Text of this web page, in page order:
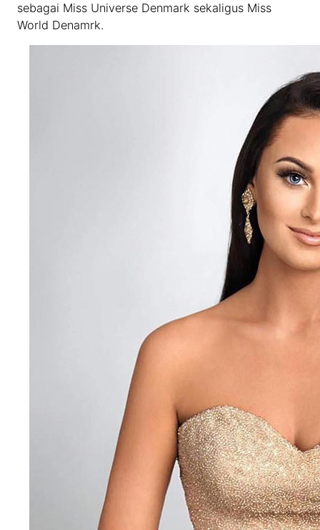
sebagai Miss Universe Denmark sekaligus Miss
World Denamrk.